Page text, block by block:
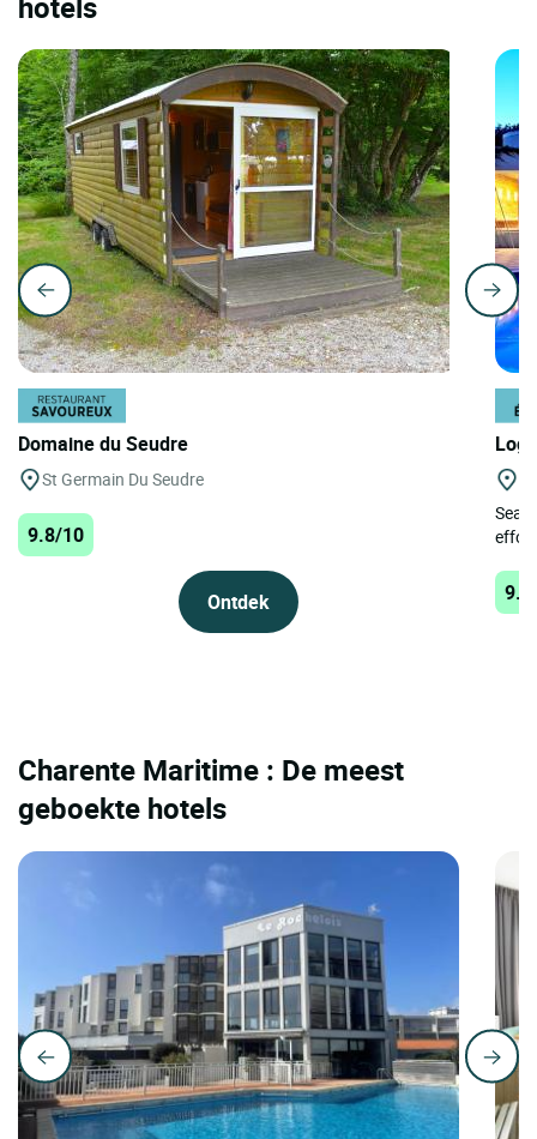
Domaine du Seudre
St Germain Du Seudre
9.8/10
Ontdek
Charente Maritime : De meest
geboekte hotels